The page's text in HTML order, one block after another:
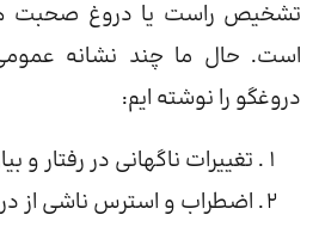
تشخیص راست یا دروغ صحبت
است. حال ما چند نشانه
دروغگو را نوشته ایم:
تغییرات ناگهانی در رفتار و
اضطراب و استرس ناشی از